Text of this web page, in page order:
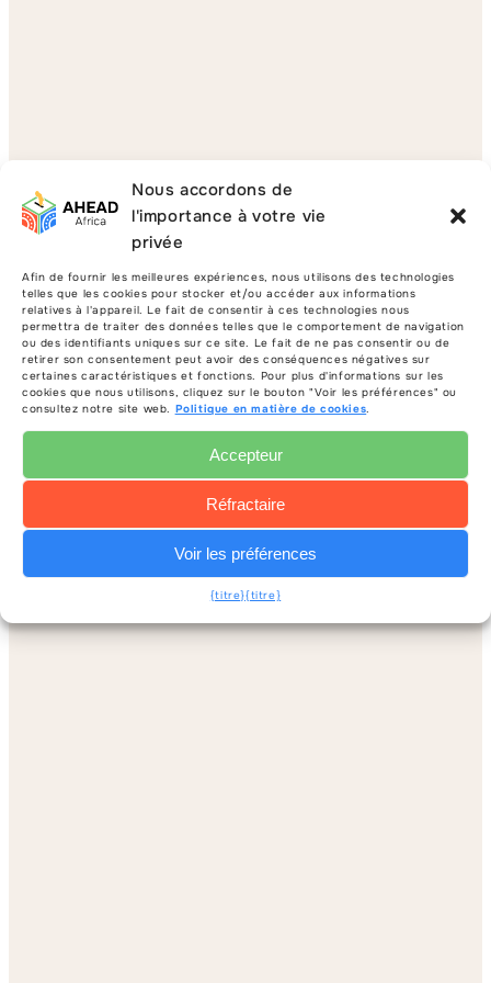
Nous accordons de
l'importance à votre vie
privée
Afin de fournir les meilleures expériences, nous utilisons des technologies
telles que les cookies pour stocker et/ou accéder aux informations
relatives à l'appareil. Le fait de consentir à ces technologies nous
permettra de traiter des données telles que le comportement de navigation
ou des identifiants uniques sur ce site. Le fait de ne pas consentir ou de
retirer son consentement peut avoir des conséquences négatives sur
certaines caractéristiques et fonctions. Pour plus d'informations sur les
cookies que nous utilisons, cliquez sur le bouton "Voir les préférences" ou
consultez notre site web. Politique en matière de cookies.
Accepteur
Réfractaire
Voir les préférences
{titre}{titre}
Lire la suite